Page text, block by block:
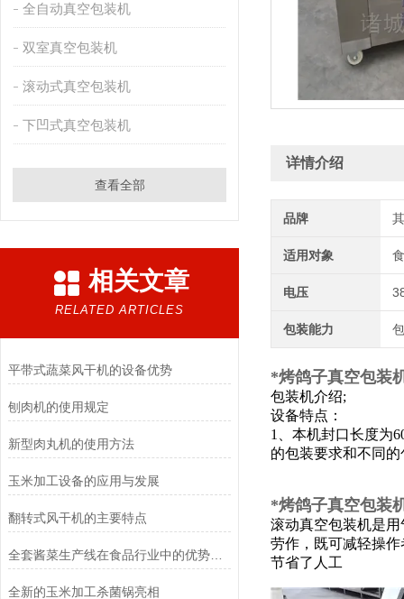
全自动真空包装机
双室真空包装机
滚动式真空包装机
下凹式真空包装机
查看全部
相关文章
RELATED ARTICLES
平带式蔬菜风干机的设备优势
刨肉机的使用规定
新型肉丸机的使用方法
玉米加工设备的应用与发展
翻转式风干机的主要特点
全套酱菜生产线在食品行业中的优势和应用前景
全新的玉米加工杀菌锅亮相
详情介绍
品牌
适用对象
电压
包装能力
*烤鸽子真空包装
包装机介绍;
设备特点：
1、本机封口长度为
的包装要求和不同
*烤鸽子真空包装
滚动真空包装机是
劳作，既可减轻操
节省了人工